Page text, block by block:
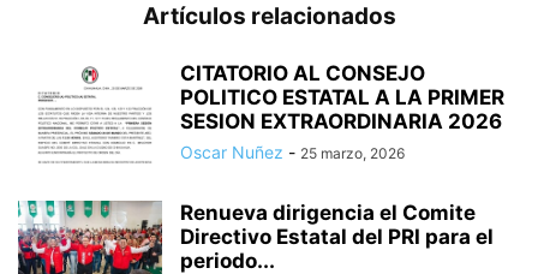
Artículos relacionados
CITATORIO AL CONSEJO
POLITICO ESTATAL A LA PRIMER
SESION EXTRAORDINARIA 2026
Oscar Nuñez - 25 marzo, 2026
Renueva dirigencia el Comite
Directivo Estatal del PRI para el
periodo...